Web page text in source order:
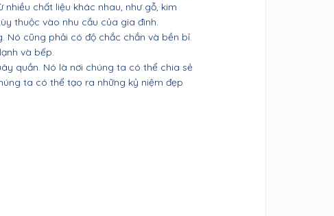
chất liệu khác nhau, như gỗ, kim
thuộc vào nhu cầu của gia đình.
Nó cũng phải có độ chắc chắn và bền bỉ.
và bếp.
quần. Nó là nơi chúng ta có thể chia sẻ
ta có thể tạo ra những kỷ niệm đẹp